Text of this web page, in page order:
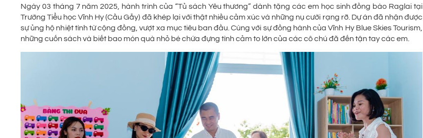
Ngày 03 tháng 7 năm 2025, hành trình của “Tủ sách Yêu thương” dành tặng các em học sinh đồng bào Raglai tại
Trường Tiểu học Vĩnh Hy (Cầu Gẫy) đã khép lại với thật nhiều cảm xúc và những nụ cười rạng rỡ. Dự án đã nhận được
sự ủng hộ nhiệt tình từ cộng đồng, vượt xa mục tiêu ban đầu. Cùng với sự đồng hành của Vĩnh Hy Blue Skies Tourism,
những cuốn sách và biết bao món quà nhỏ bé chứa đựng tình cảm to lớn của các cô chú đã đến tận tay các em.